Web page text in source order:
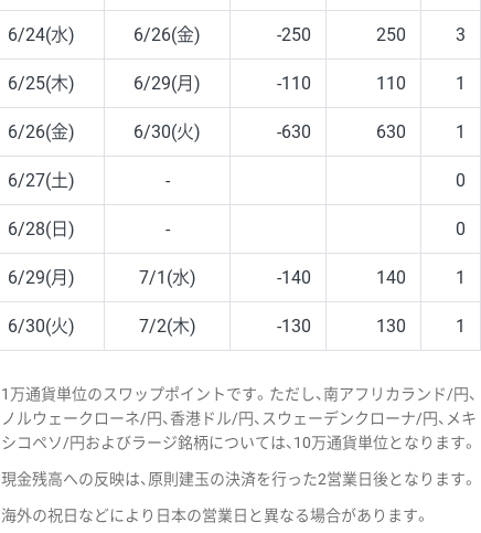
6/24(水) 6/26(金) -250 250 3
6/25(木) 6/29(月) -110 110 1
6/26(金) 6/30(火) -630 630 1
6/27(土) - 0
6/28(日) - 0
6/29(月) 7/1(水) -140 140 1
6/30(火) 7/2(木) -130 130 1
1万通貨単位のスワップポイントです。ただし、南アフリカランド/円、
ノルウェークローネ/円、香港ドル/円、スウェーデンクローナ/円、メキ
シコペソ/円およびラージ銘柄については、10万通貨単位となります。
現金残高への反映は、原則建玉の決済を行った2営業日後となります。
海外の祝日などにより日本の営業日と異なる場合があります。